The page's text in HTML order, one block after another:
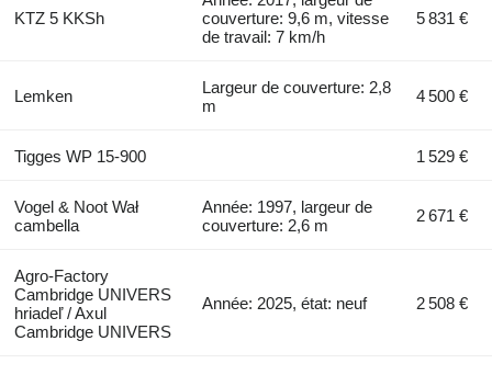
KTZ 5 KKSh
couverture: 9,6 m, vitesse
de travail: 7 km/h
5 831 €
Lemken
Largeur de couverture: 2,8
m
4 500 €
Tigges WP 15-900 1 529 €
Vogel & Noot Wał
cambella
Année: 1997, largeur de
couverture: 2,6 m
2 671 €
Agro-Factory
Cambridge UNIVERS
hriadeľ / Axul
Cambridge UNIVERS
Année: 2025, état: neuf 2 508 €